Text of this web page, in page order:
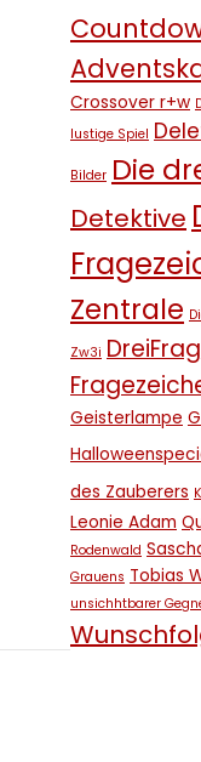
Crossover r+w
lustige Spiel
Bilder Die
Detektive
Zentrale
Zw3i
Geisterlampe
des Zauberers
Leonie Adam
Rodenwald
Grauens Tobias
unsichhtbarer